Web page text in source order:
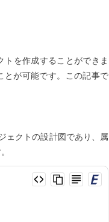
トを作成することができま
とが可能です。この記事で
ェクトの設計図であり、属